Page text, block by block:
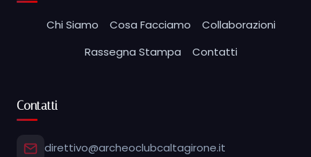
Chi Siamo Cosa Facciamo
Collaborazioni
Rassegna Stampa
Contatti
Contatti
direttivo@archeoclubcaltagirone.it